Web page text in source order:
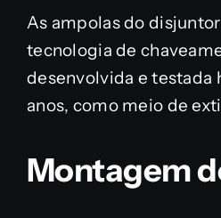
As ampolas do
tecnologia de
desenvolvida e testada
anos, como meio de
Montagem